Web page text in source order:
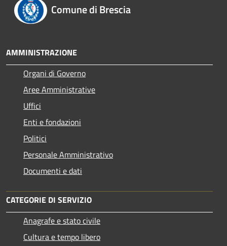
Comune di Brescia
AMMINISTRAZIONE
Organi di Governo
Aree Amministrative
Uffici
Enti e fondazioni
Politici
Personale Amministrativo
Documenti e dati
CATEGORIE DI SERVIZIO
Anagrafe e stato civile
Cultura e tempo libero